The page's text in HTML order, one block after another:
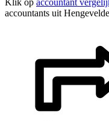
accountants uit